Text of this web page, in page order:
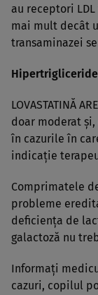
au receptori LDL
mai mult decât
transaminazei
LOVASTATINĂ
doar moderat
în cazurile în
indicaţie
Comprimatele
probleme
deficienţa de
galactoză nu
Informaţi
cazuri, copilul